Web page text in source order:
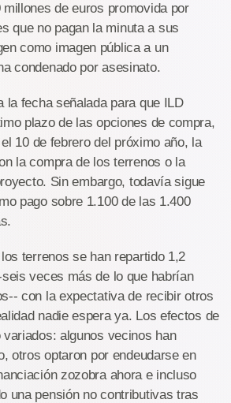
de euros promovida por
que no pagan la minuta a sus
como imagen pública a un
condenado por asesinato.
la fecha señalada para que ILD
plazo de las opciones de compra,
10 de febrero del próximo año, la
la compra de los terrenos o la
Sin embargo, todavía sigue
pago sobre 1.100 de las 1.400
terrenos se han repartido 1,2
veces más de lo que habrían
con la expectativa de recibir otros
nadie espera ya. Los efectos de
algunos vecinos han
otros optaron por endeudarse en
zozobra ahora e incluso
una pensión no contributivas tras